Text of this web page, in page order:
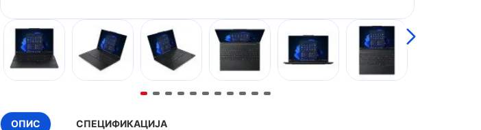
ОПИС СПЕЦИФИКАЦИЈА